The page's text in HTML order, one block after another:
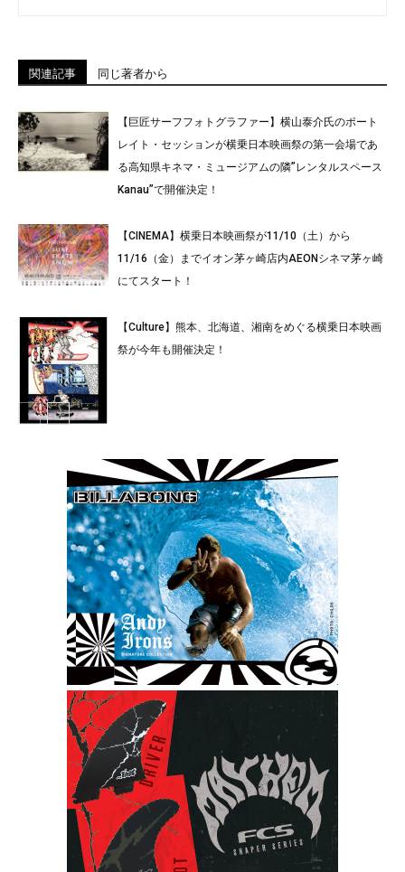
関連記事 同じ著者から
【巨匠サーフフォトグラファー】横山泰介氏のポート
レイト・セッションが横乗日本映画祭の第一会場であ
る高知県キネマ・ミュージアムの隣”レンタルスペース
Kanau”で開催決定！
【CINEMA】横乗日本映画祭が11/10（土）から
11/16（金）までイオン茅ヶ崎店内AEONシネマ茅ヶ崎
にてスタート！
【Culture】熊本、北海道、湘南をめぐる横乗日本映画
祭が今年も開催決定！